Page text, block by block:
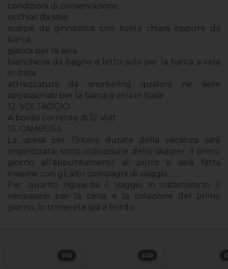
condizioni di conservazione
occhiali da sole
scarpe da ginnastica con suola chiara oppure da
barca
giacca per la sera
biancheria da bagno e letto solo per la barca a vela
in Italia
attrezzatura da snorkeling qualora ne siete
appassionati per la barca a vela in Italia
12. VOLTAGGIO
A bordo corrente di 12 Volt
13. CAMBUSA
La spesa per l’intera durata della vacanza sarà
organizzata, sotto indicazione dello skipper, il primo
giorno all’appuntamento al porto e sarà fatta
insieme con gli altri compagni di viaggio.
Per quanto riguarda il viaggio in catamarano, il
necessario per la cena e la colazione del primo
giorno, lo troverete già a bordo.
(14) (25)